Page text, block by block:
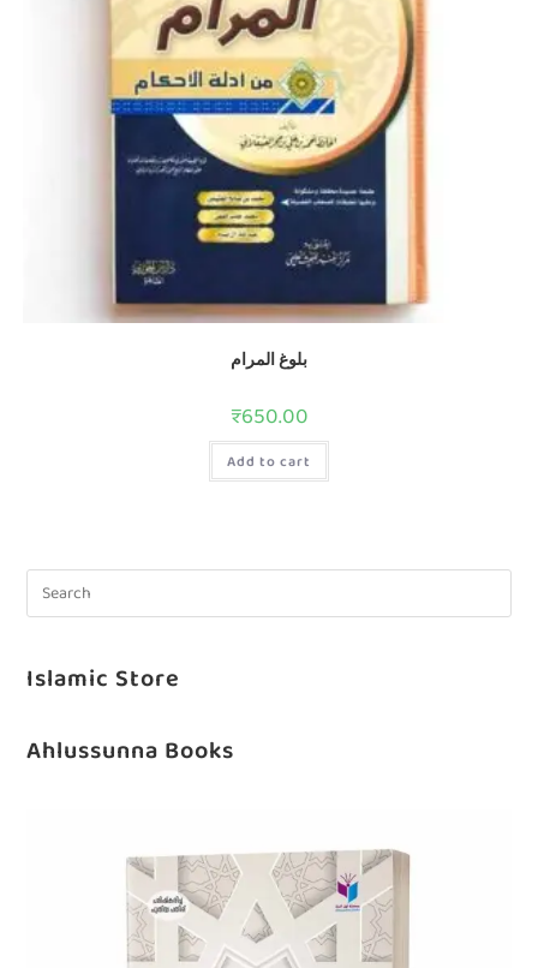
بلوغ المرام
₹650.00
Add to cart
Islamic Store
Ahlussunna Books